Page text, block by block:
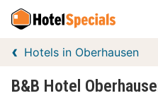
Hotels in Oberhausen
B&B Hotel